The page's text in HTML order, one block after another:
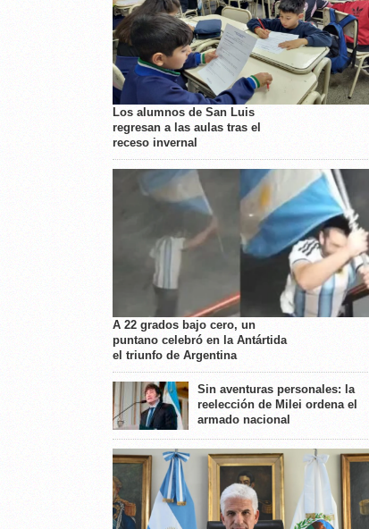
Los alumnos de San Luis
regresan a las aulas tras el
receso invernal
A 22 grados bajo cero, un
puntano celebró en la Antártida
el triunfo de Argentina
Sin aventuras personales: la
reelección de Milei ordena el
armado nacional